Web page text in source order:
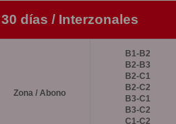
30 días / Interzonales
Zona / Abono
B1-B2
B2-B3
B2-C1
B2-C2
B3-C1
B3-C2
C1-C2